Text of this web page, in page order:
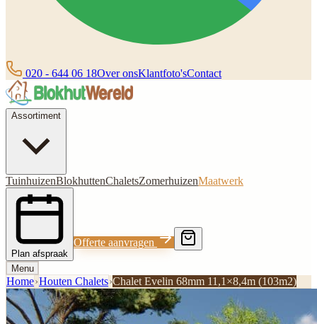
020 - 644 06 18Over onsKlantfoto'sContact
Assortiment
TuinhuizenBlokhuttenChaletsZomerhuizenMaatwerk
Plan afspraak
Offerte aanvragen
Menu
Home›Houten Chalets›Chalet Evelin 68mm 11,1×8,4m (103m2)